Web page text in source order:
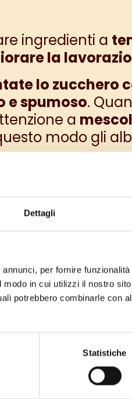
Dettagli
per fornire
in cui utilizzi il nostro
potrebbero combinarle con
Statistiche
ingredienti a
la
lo zucchero
e spumoso.
a
modo gli
come farina
al composto.